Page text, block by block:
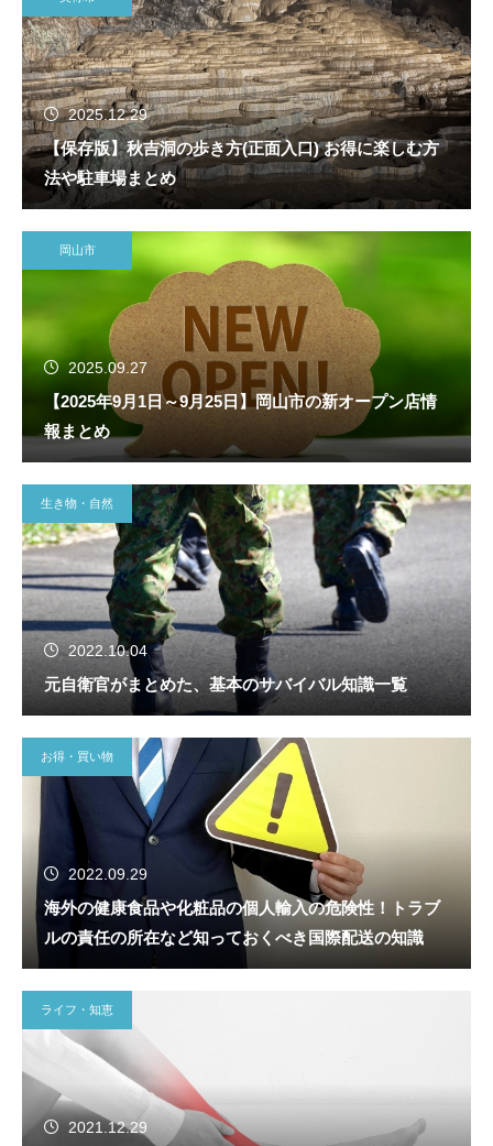
2025.12.29
【保存版】秋吉洞の歩き方(正面入口) お得に楽しむ方
法や駐車場まとめ
岡山市
2025.09.27
【2025年9月1日～9月25日】岡山市の新オープン店情
報まとめ
生き物・自然
2022.10.04
元自衛官がまとめた、基本のサバイバル知識一覧
お得・買い物
2022.09.29
海外の健康食品や化粧品の個人輸入の危険性！トラブ
ルの責任の所在など知っておくべき国際配送の知識
ライフ・知恵
2021.12.29